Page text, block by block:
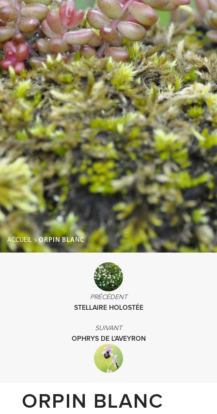
ACCUEIL>ORPIN BLANC
PRÉCÉDENT
STELLAIRE HOLOSTÉE
SUIVANT
OPHRYS DE L’AVEYRON
ORPIN BLANC